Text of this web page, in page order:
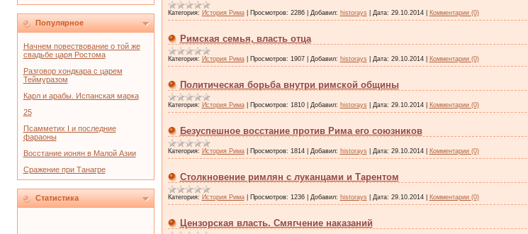
Популярное
Начнем повествование о той же
свадьбе царя Ростома
Разговор хондкара с царем
Теймуразом
Карл и арабы. Испанская марка
25
Псамметих I и последние
фараоны
Восстание ионян в Малой Азии
Сражение при Танагре
Статистика
Категория: История Рима Просмотров: 2286 Добавил: historays Дата: 29.10.2014 Комментарии (0)
Римская семья, власть отца
Категория: История Рима Просмотров: 1907 Добавил: historays Дата: 29.10.2014 Комментарии (0)
Политическая борьба внутри римской общины
Категория: История Рима Просмотров: 1810 Добавил: historays Дата: 29.10.2014 Комментарии (0)
Безуспешное восстание против Рима его союзников
Категория: История Рима Просмотров: 1814 Добавил: historays Дата: 29.10.2014 Комментарии (0)
Столкновение римлян с луканцами и Тарентом
Категория: История Рима Просмотров: 1236 Добавил: historays Дата: 29.10.2014 Комментарии (0)
Цензорская власть. Смягчение наказаний